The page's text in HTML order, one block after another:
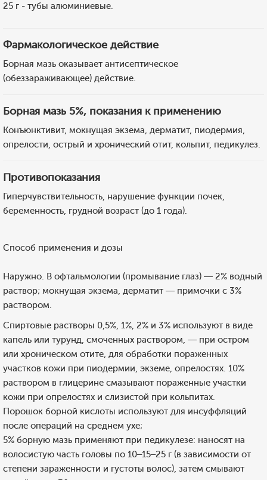
25 г - тубы алюминиевые.
Фармакологическое действие
Борная мазь оказывает антисептическое
(обеззараживающее) действие.
Борная мазь 5%, показания к применению
Конъюнктивит, мокнущая экзема, дерматит, пиодермия,
опрелости, острый и хронический отит, кольпит, педикулез.
Противопоказания
Гиперчувствительность, нарушение функции почек,
беременность, грудной возраст (до 1 года).
Способ применения и дозы
Наружно. В офтальмологии (промывание глаз) — 2% водный
раствор; мокнущая экзема, дерматит — примочки с 3%
раствором.
Спиртовые растворы 0,5%, 1%, 2% и 3% используют в виде
капель или турунд, смоченных раствором, — при остром
или хроническом отите, для обработки пораженных
участков кожи при пиодермии, экземе, опрелостях. 10%
раствором в глицерине смазывают пораженные участки
кожи при опрелостях и слизистой при кольпитах.
Порошок борной кислоты используют для инсуффляций
после операций на среднем ухе;
5% борную мазь применяют при педикулезе: наносят на
волосистую часть головы по 10–15–25 г (в зависимости от
степени зараженности и густоты волос), затем смывают